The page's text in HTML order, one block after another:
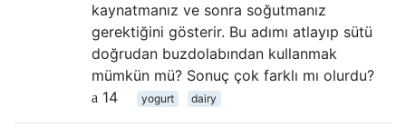
kaynatmanız ve sonra soğutmanız
gerektiğini gösterir. Bu adımı atlayıp sütü
doğrudan buzdolabından kullanmak
mümkün mü? Sonuç çok farklı mı olurdu?
14
yogurt dairy